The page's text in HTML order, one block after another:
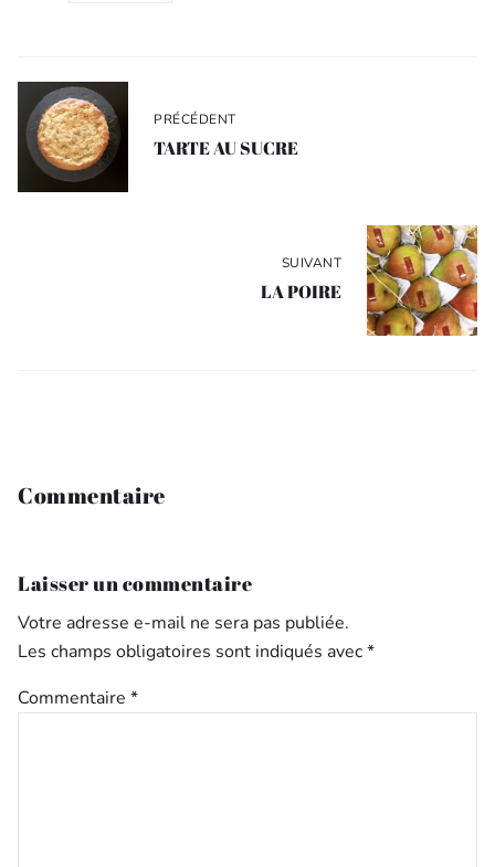
de
l’article
PRÉCÉDENT
TARTE AU SUCRE
SUIVANT
LA POIRE
Commentaire
Laisser un commentaire
Votre adresse e-mail ne sera pas publiée.
Les champs obligatoires sont indiqués avec*
Commentaire *